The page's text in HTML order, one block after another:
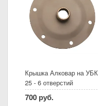
Крышка Алковар на УБК
25 - 6 отверстий
700 руб.